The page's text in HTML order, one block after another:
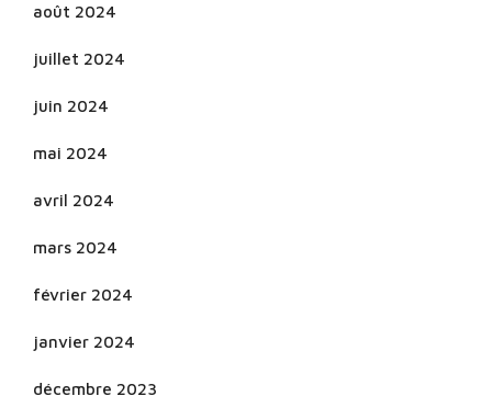
août 2024
juillet 2024
juin 2024
mai 2024
avril 2024
mars 2024
février 2024
janvier 2024
décembre 2023